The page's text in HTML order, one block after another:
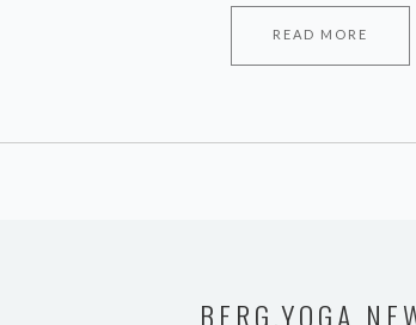
READ MORE
BERG.YOGA